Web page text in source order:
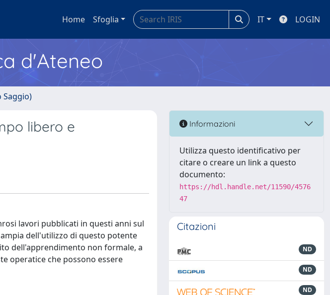
Home Sfoglia IT LOGIN
d'Ateneo
Saggio)
libero e
lavori pubblicati in questi anni sul
dell'utilizzo di questo potente
dell'apprendimento non formale, a
operatice che possono essere
Informazioni
Utilizza questo identificativo per
citare o creare un link a questo
documento:
https://hdl.handle.net/11590/4576
47
Citazioni
ND
ND
ND